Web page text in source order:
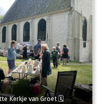
Kerkje van Groet 🗓